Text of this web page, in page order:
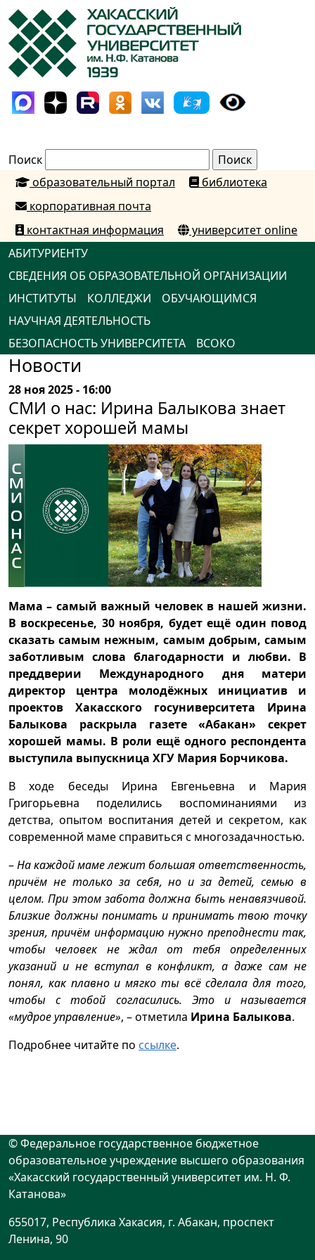
Поиск
образовательный портал
библиотека
корпоративная почта
контактная информация
университет online
АБИТУРИЕНТУ
СВЕДЕНИЯ ОБ ОБРАЗОВАТЕЛЬНОЙ ОРГАНИЗАЦИИ
ИНСТИТУТЫ
КОЛЛЕДЖИ
ОБУЧАЮЩИМСЯ
НАУЧНАЯ ДЕЯТЕЛЬНОСТЬ
БЕЗОПАСНОСТЬ УНИВЕРСИТЕТА
ВСОКО
Новости
28 ноя 2025 - 16:00
СМИ о нас: Ирина Балыкова знает
секрет хорошей мамы
Мама – самый важный человек в нашей жизни.
В воскресенье, 30 ноября, будет ещё один повод
сказать самым нежным, самым добрым, самым
заботливым слова благодарности и любви. В
преддверии Международного дня матери
директор центра молодёжных инициатив и
проектов Хакасского госуниверситета Ирина
Балыкова раскрыла газете «Абакан» секрет
хорошей мамы. В роли ещё одного респондента
выступила выпускница ХГУ Мария Борчикова.
В ходе беседы Ирина Евгеньевна и Мария
Григорьевна поделились воспоминаниями из
детства, опытом воспитания детей и секретом, как
современной маме справиться с многозадачностью.
–На каждой маме лежит большая ответственность,
причём не только за себя, но и за детей, семью в
целом. При этом забота должна быть ненавязчивой.
Близкие должны понимать и принимать твою точку
зрения, причём информацию нужно преподнести так,
чтобы человек не ждал от тебя определенных
указаний и не вступал в конфликт, а даже сам не
понял, как плавно и мягко ты всё сделала для того,
чтобы с тобой согласились. Это и называется
«мудрое управление», – отметила Ирина Балыкова.
Подробнее читайте по ссылке.
© Федеральное государственное бюджетное
образовательное учреждение высшего образования
«Хакасский государственный университет им. Н. Ф.
Катанова»
655017, Республика Хакасия, г. Абакан, проспект
Ленина, 90